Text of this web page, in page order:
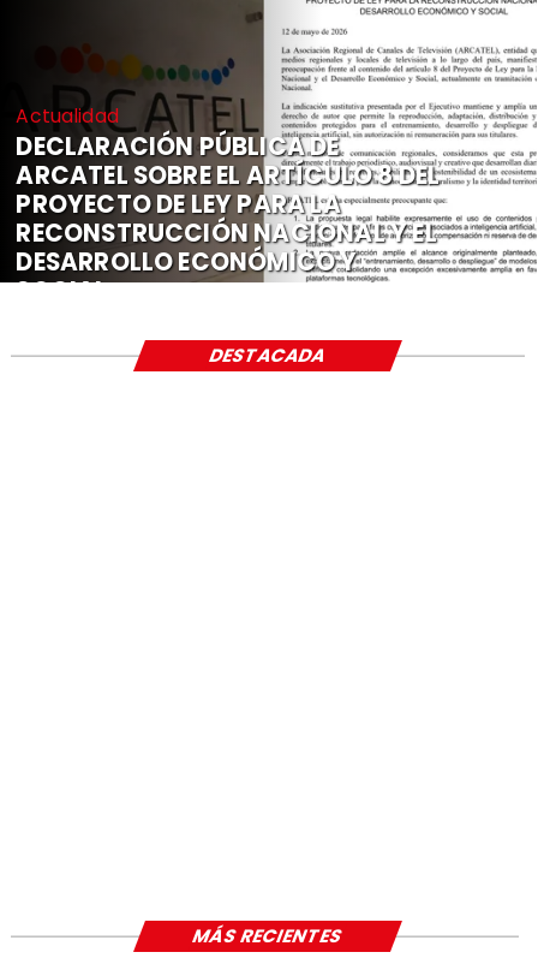
Actualidad
DECLARACIÓN PÚBLICA DE
ARCATEL SOBRE EL ARTÍCULO 8 DEL
PROYECTO DE LEY PARA LA
RECONSTRUCCIÓN NACIONAL Y EL
DESARROLLO ECONÓMICO Y
SOCIAL
DESTACADA
MÁS RECIENTES